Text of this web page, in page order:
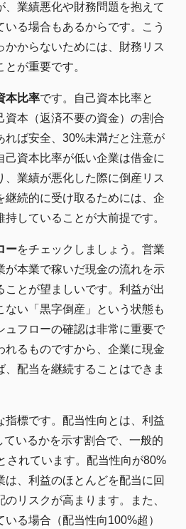
、業績悪化や財務問題を抱えて
いる場合もあるからです。こう
かからないためには、財務リス
が重要です。
本比率です。自己資本比率と
資本（返済不要の資金）の割合
れば安全、30%未満だと注意が
己資本比率が低い企業は借金に
、業績が悪化した際に倒産リス
継続的に受け取るためには、企
していることが大前提です。
ーをチェックしましょう。営業
が本業で稼いだ現金の流れを示
ことが望ましいです。利益が出
ない「黒字倒産」という状態も
ュフローの確認は非常に重要で
れるものですから、企業に現金
、配当を継続することはできま
指標です。配当性向とは、利益
いるかを示す割合で、一般的
されています。配当性向が80%
、利益のほとんどを配当に回
リスクが高まります。また、
る場合（配当性向100%超）